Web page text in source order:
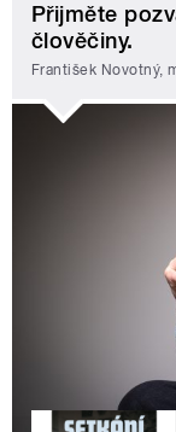
Přijměte
člověčiny.
František Novotný,